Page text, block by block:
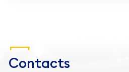
Contacts